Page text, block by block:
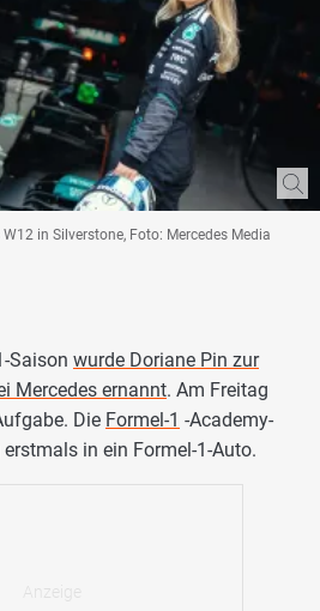
in Silverstone, Foto: Mercedes Media
Saison wurde Doriane Pin zur
Mercedes ernannt. Am Freitag
Die Formel-1 -Academy-
in ein Formel-1-Auto.